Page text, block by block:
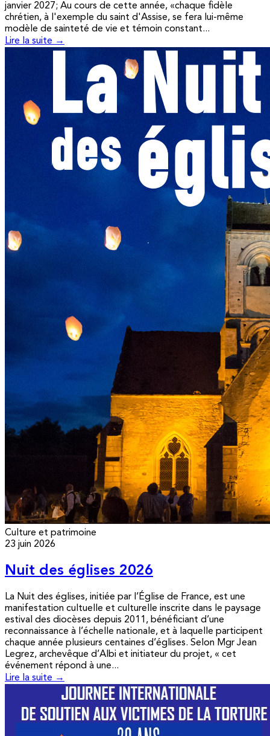
janvier 2027; Au cours de cette année, «chaque fidèle
chrétien, à l'exemple du saint d'Assise, se fera lui-même
modèle de sainteté de vie et témoin constant...
Lire la suite →
Culture et patrimoine
23 juin 2026
Nuit des églises 2026
La Nuit des églises, initiée par l’Église de France, est une
manifestation cultuelle et culturelle inscrite dans le paysage
estival des diocèses depuis 2011, bénéficiant d’une
reconnaissance à l’échelle nationale, et à laquelle participent
chaque année plusieurs centaines d’églises. Selon Mgr Jean
Legrez, archevêque d’Albi et initiateur du projet, « cet
événement répond à une...
Lire la suite →